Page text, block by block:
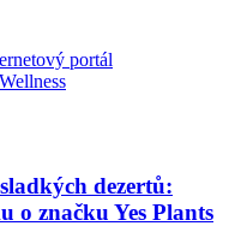
dezertů:
o značku Yes Plants